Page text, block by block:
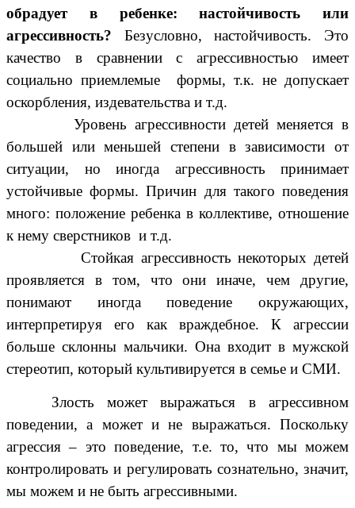
обрадует в ребенке: настойчивость или
агрессивность? Безусловно, настойчивость. Это
качество в сравнении с агрессивностью имеет
социально приемлемые формы, т.к. не допускает
оскорбления, издевательства и т.д.
Уровень агрессивности детей меняется в
большей или меньшей степени в зависимости от
ситуации, но иногда агрессивность принимает
устойчивые формы. Причин для такого поведения
много: положение ребенка в коллективе, отношение
к нему сверстников и т.д.
Стойкая агрессивность некоторых детей
проявляется в том, что они иначе, чем другие,
понимают иногда поведение окружающих,
интерпретируя его как враждебное. К агрессии
больше склонны мальчики. Она входит в мужской
стереотип, который культивируется в семье и СМИ.
Злость может выражаться в агрессивном
поведении, а может и не выражаться. Поскольку
агрессия – это поведение, т.е. то, что мы можем
контролировать и регулировать сознательно, значит,
мы можем и не быть агрессивными.